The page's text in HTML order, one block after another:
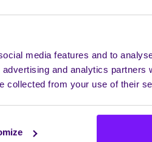
media features and to
and analytics partners
collected from your use of their